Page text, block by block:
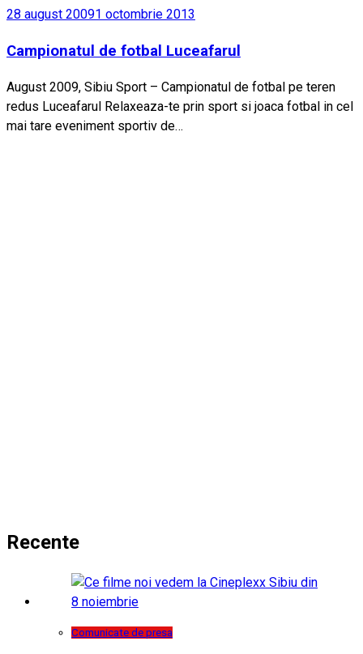
28 august 20091 octombrie 2013
Campionatul de fotbal Luceafarul
August 2009, Sibiu Sport – Campionatul de fotbal pe teren
redus Luceafarul Relaxeaza-te prin sport si joaca fotbal in cel
mai tare eveniment sportiv de…
Recente
Comunicate de presa